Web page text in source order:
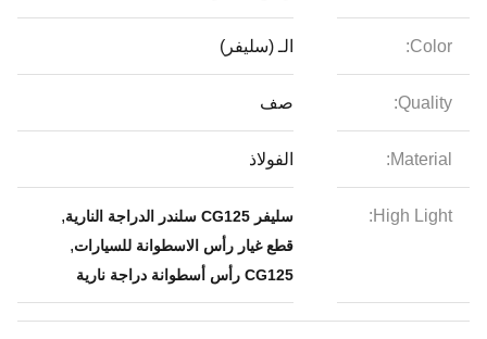
Color: الـ (سليفر)
Quality: صف
Material: الفولاذ
High Light: سليفر CG125 سلندر الدراجة النارية ,
قطع غيار رأس الاسطوانة للسيارات,
CG125 رأس أسطوانة دراجة نارية